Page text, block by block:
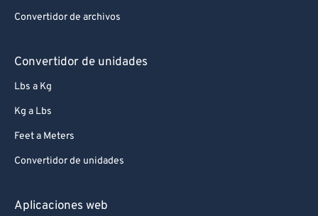
Convertidor de archivos
Convertidor de unidades
Lbs a Kg
Kg a Lbs
Feet a Meters
Convertidor de unidades
Aplicaciones web